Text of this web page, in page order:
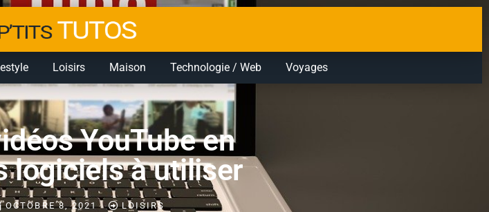
Loisirs Maison Technologie / Web Voyages
YouTube en
logiciels à utiliser
OCTOBRE 8, 2021 LOISIRS